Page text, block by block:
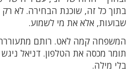
בתוך כל זה, שוכנת הבחירה. לא רק
שבועות, אלא את מי לשמוע.
המשפחה קמה לאט. רותם
תומר מכסה את הטלפון. דניאל
בלי מילה.